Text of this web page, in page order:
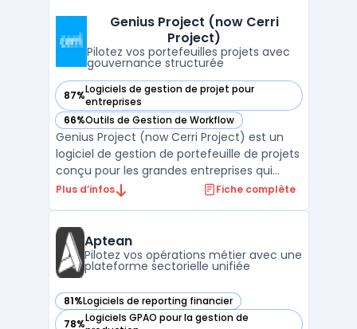
des processus de Service and Asset
Management, ...
Genius Project (now Cerri
Project)
Pilotez vos portefeuilles projets avec
gouvernance structurée
87%Logiciels de gestion de projet pour
entreprises
— voir Genius Project (now Cerri Project) dans cette
66%Outils de Gestion de Workflow
— voir Genius Project (now Cerri Project) dans cette
Genius Project (now Cerri Project) est un
logiciel de gestion de portefeuille de projets
conçu pour les grandes entreprises qui
gèrent des environnements complexes et
planification des ressources et la maîtrise
budgétai ...
Plus d’infos Fiche complète
Aptean
Pilotez vos opérations métier avec une
plateforme sectorielle unifiée
81%Logiciels de reporting financier
— voir Aptean dans cette catégorie
78%Logiciels GPAO pour la gestion de